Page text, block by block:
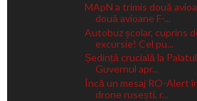
MApN a trimis două
două avioane F-...
Autobuz școlar, cuprins
excursie! Cel pu...
Ședință crucială la
Guvernul apr...
Încă un mesaj RO-Alert
drone rusești, r...